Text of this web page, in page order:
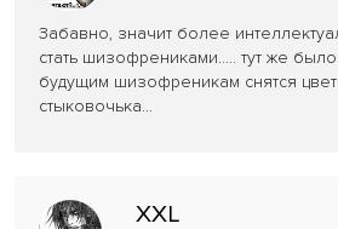
Забавно, значит более
стать шизофрениками..... тут же
будущим шизофреникам снятся
стыковочька...
XXL